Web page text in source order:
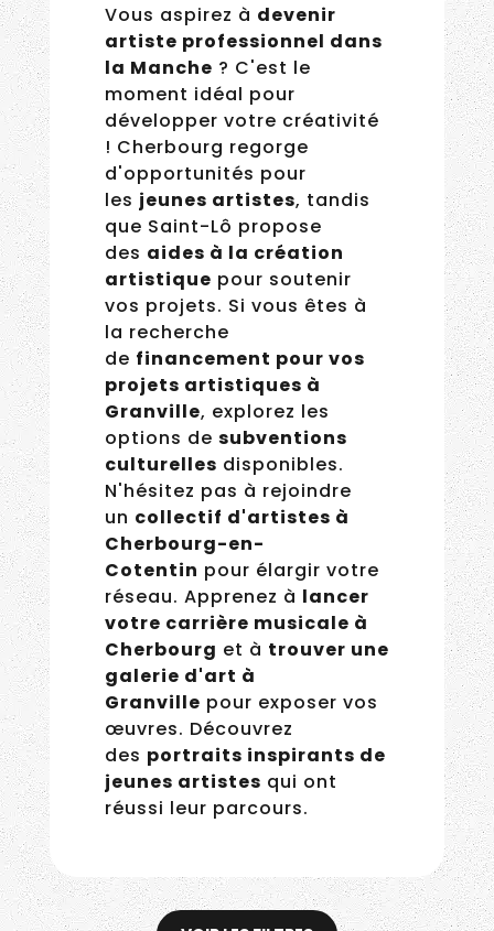
Vous aspirez à devenir
artiste professionnel
dans la Manche? C'est le
moment idéal pour
développer votre
créativité ! Cherbourg
regorge d'opportunités
pour lesjeunes artistes,
tandis que Saint-Lô
propose desaides à la
création artistiquepour
soutenir vos projets. Si
vous êtes à la recherche
de financement pour vos
projets artistiques à
Granville, explorez les
options de subventions
culturellesdisponibles.
N'hésitez pas à rejoindre
un collectif d'artistes à
Cherbourg-en-
Cotentin pour élargir
votre réseau. Apprenez
àlancer votre carrière
musicale à Cherbourget
àtrouver une galerie
d'art à Granvillepour
exposer vos œuvres.
Découvrez desportraits
inspirants de jeunes
artistesqui ont réussi leur